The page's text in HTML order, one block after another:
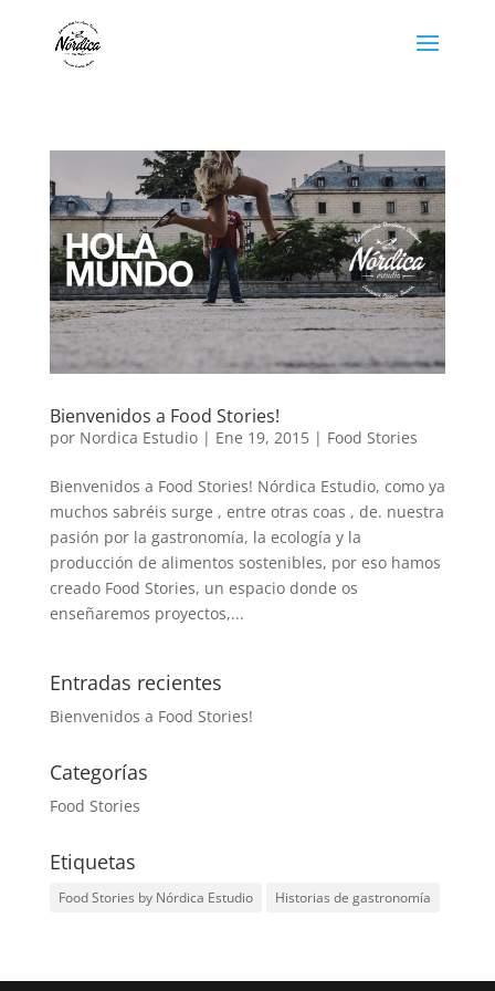
Bienvenidos a Food Stories!
por Nordica Estudio| Ene 19, 2015| Food Stories
Bienvenidos a Food Stories! Nórdica Estudio, como ya
muchos sabréis surge , entre otras coas , de. nuestra
pasión por la gastronomía, la ecología y la
producción de alimentos sostenibles, por eso hamos
creado Food Stories, un espacio donde os
enseñaremos proyectos,...
Entradas recientes
Bienvenidos a Food Stories!
Categorías
Food Stories
Etiquetas
Food Stories by Nórdica Estudio Historias de gastronomía